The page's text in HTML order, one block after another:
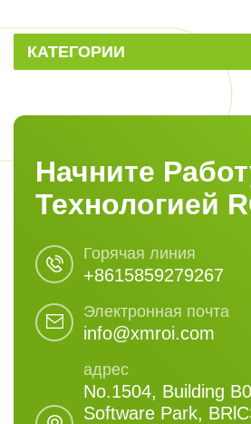
КАТЕГОРИИ
Начните
Технологией
Горячая линия
+8615859279267
Электронная почта
info@xmroi.com
адрес
No.1504, Building
Software Park,